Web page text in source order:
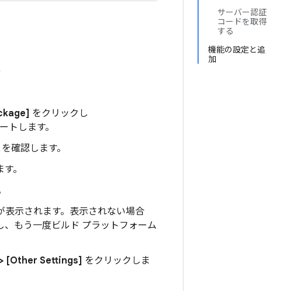
サーバー認証
コードを取得
する
機能の設定と追
加
をクリックし
トします。
確認します。
。
表示されます。表示されない場合
もう一度ビルド プラットフォーム
[Other Settings] をクリックしま